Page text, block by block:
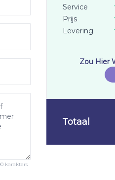
karakters
Service
Prijs
Levering
Zou Hier
Totaal